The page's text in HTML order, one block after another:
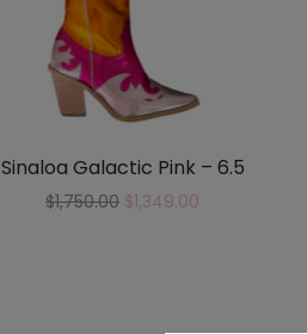
Sinaloa Galactic Pink – 6.5
$1,750.00 $1,349.00